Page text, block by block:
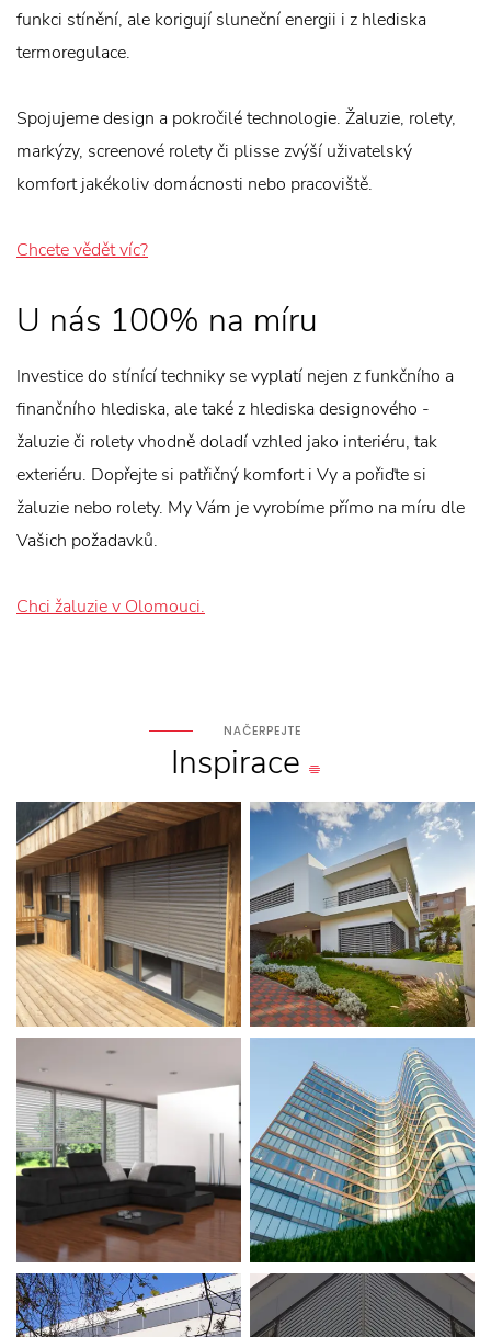
funkci stínění, ale korigují sluneční energii i z hlediska
termoregulace.
Spojujeme design a pokročilé technologie. Žaluzie, rolety,
markýzy, screenové rolety či plisse zvýší uživatelský
komfort jakékoliv domácnosti nebo pracoviště.
Chcete vědět víc?
U nás 100% na míru
Investice do stínící techniky se vyplatí nejen z funkčního a
finančního hlediska, ale také z hlediska designového -
žaluzie či rolety vhodně doladí vzhled jako interiéru, tak
exteriéru. Dopřejte si patřičný komfort i Vy a pořiďte si
žaluzie nebo rolety. My Vám je vyrobíme přímo na míru dle
Vašich požadavků.
Chci žaluzie v Olomouci.
NAČERPEJTE
Inspirace